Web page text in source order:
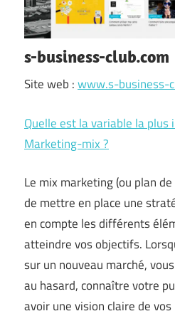
s-business-club.com
Site web :www.s-business-
Quelle est la variable la plus
Marketing-mix ?
Le mix marketing (ou plan
de mettre en place une
en compte les différents
atteindre vos objectifs.
sur un nouveau marché,
au hasard, connaître votre
avoir une vision claire de